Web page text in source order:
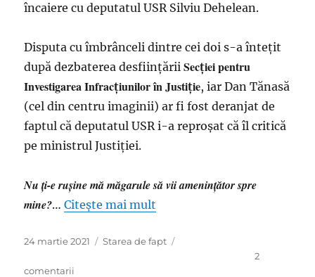
gândesc…
încaiere cu deputatul USR Silviu Dehelean.
Disputa cu îmbrânceli dintre cei doi s-a înteţit
după dezbaterea desfiinţăriiSecţiei pentru
Investigarea Infracţiunilor în Justiţie, iar Dan Tănasă
(cel din centru imaginii) ar fi fost deranjat de
faptul că deputatul USR i-a reproşat că îl critică
pe ministrul Justiţiei.
Nu ţi-e ruşine mă măgarule să vii ameninţător spre
mine?…Citește mai mult
Publicat
24 martie 2021 Categorii
Starea de fapt
2
comentarii